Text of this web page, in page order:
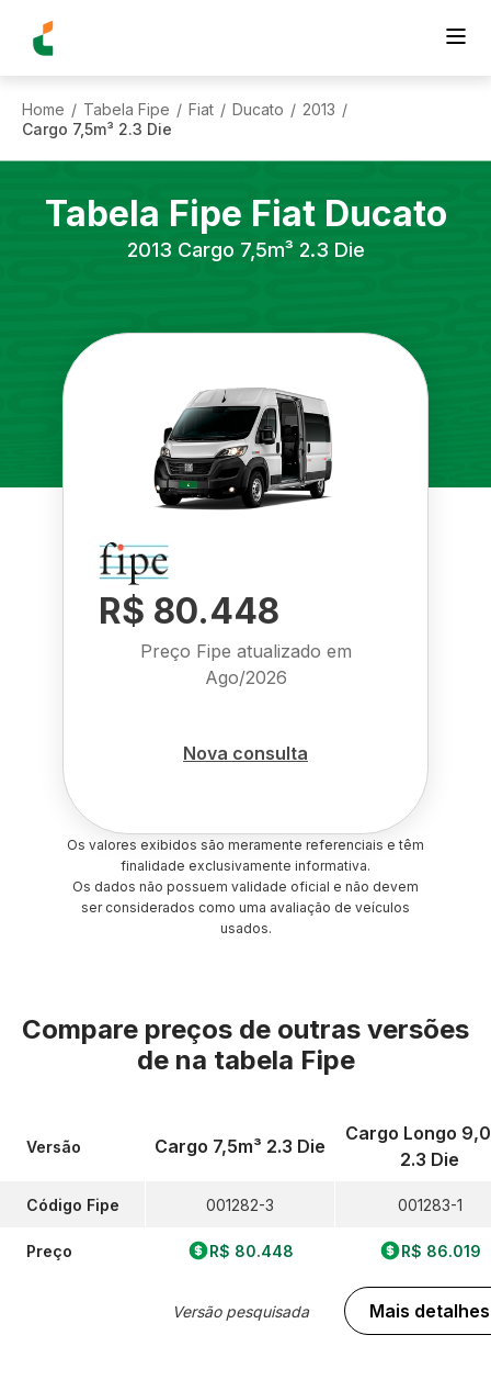
Home / Tabela Fipe / Fiat / Ducato / 2013 /
Cargo 7,5m³ 2.3 Die
Tabela Fipe Fiat Ducato
2013 Cargo 7,5m³ 2.3 Die
R$ 80.448
Preço Fipe atualizado em
Ago/2026
Nova consulta
Os valores exibidos são meramente referenciais e têm
finalidade exclusivamente informativa.
Os dados não possuem validade oficial e não devem
ser considerados como uma avaliação de veículos
usados.
Compare preços de outras versões
de na tabela Fipe
Versão
Código Fipe
Preço
Cargo 7,5m³ 2.3 Die
001282-3
R$ 80.448
Versão pesquisada
Cargo Longo
2.3 Die
001283-1
R$ 86.019
Mais detalhes